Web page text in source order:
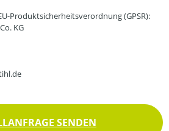
Produktsicherheitsverordnung (GPSR):
KG
SENDEN